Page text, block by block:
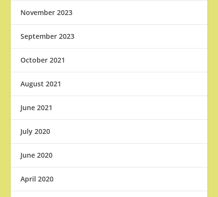
November 2023
September 2023
October 2021
August 2021
June 2021
July 2020
June 2020
April 2020